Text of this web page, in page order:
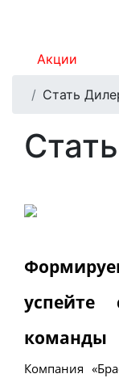
Акции
Стать
команды
Компания